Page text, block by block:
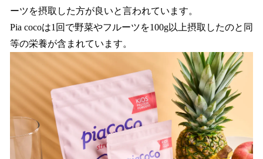
ーツを摂取した方が良いと言われています。
Pia cocoは1回で野菜やフルーツを100g以上摂取したのと同
等の栄養が含まれています。